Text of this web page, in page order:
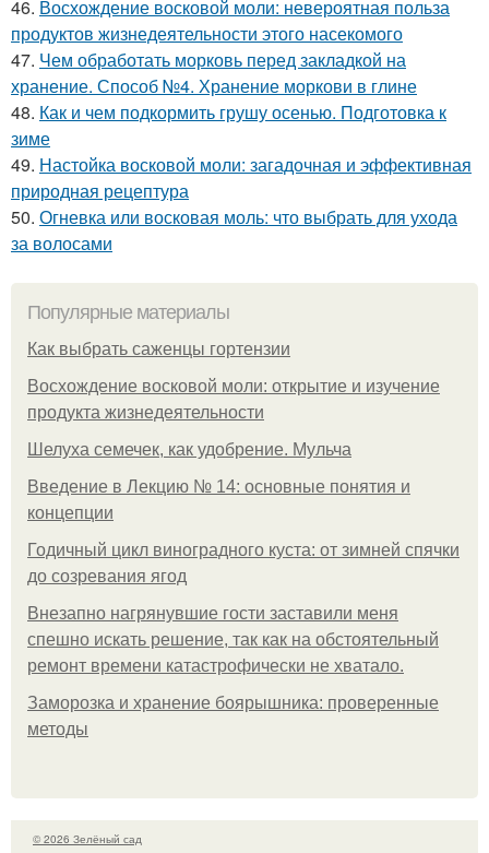
46. Восхождение восковой моли: невероятная польза
продуктов жизнедеятельности этого насекомого
47. Чем обработать морковь перед закладкой на
хранение. Способ №4. Хранение моркови в глине
48. Как и чем подкормить грушу осенью. Подготовка к
зиме
49. Настойка восковой моли: загадочная и эффективная
природная рецептура
50. Огневка или восковая моль: что выбрать для ухода
за волосами
Популярные материалы
Как выбрать саженцы гортензии
Восхождение восковой моли: открытие и изучение
продукта жизнедеятельности
Шелуха семечек, как удобрение. Мульча
Введение в Лекцию № 14: основные понятия и
концепции
Годичный цикл виноградного куста: от зимней спячки
до созревания ягод
Внезапно нагрянувшие гости заставили меня
спешно искать решение, так как на обстоятельный
ремонт времени катастрофически не хватало.
Заморозка и хранение боярышника: проверенные
методы
© 2026 Зелёный сад